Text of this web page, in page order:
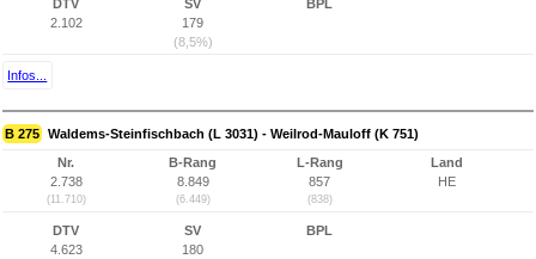
DTV
2.102
SV
179
(8,5%)
BPL
Infos...
B 275 Waldems-Steinfischbach (L 3031) - Weilrod-Mauloff (K 751)
Nr.
2.738
(11.710)
B-Rang
8.849
(6.449)
L-Rang
857
(838)
Land
HE
DTV
4.623
SV
180
BPL